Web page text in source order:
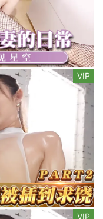
VIP
VIP